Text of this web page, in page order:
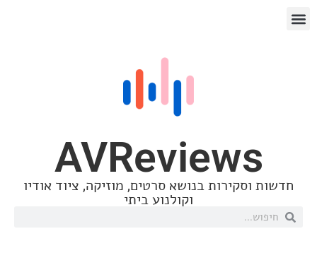
בנושא סרטים, מוזיקה, ציוד אודיו
וקולנוע ביתי